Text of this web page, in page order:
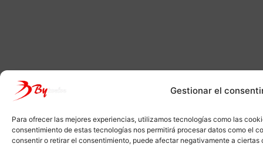
Gestionar el
Para ofrecer las mejores experiencias, utilizamos tecnologías como las
consentimiento de estas tecnologías nos permitirá procesar datos como el
consentir o retirar el consentimiento, puede afectar negativamente a